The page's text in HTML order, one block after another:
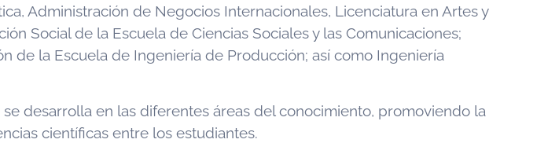
Administración de Negocios Internacionales, Licenciatura en Artes y
Social de la Escuela de Ciencias Sociales y las Comunicaciones;
de la Escuela de Ingeniería de Producción; así como Ingeniería
desarrolla en las diferentes áreas del conocimiento, promoviendo la
científicas entre los estudiantes.